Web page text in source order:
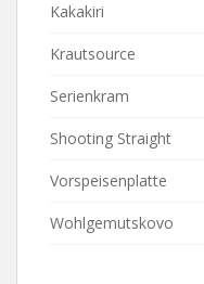
Kakakiri
Krautsource
Serienkram
Shooting Straight
Vorspeisenplatte
Wohlgemutskovo